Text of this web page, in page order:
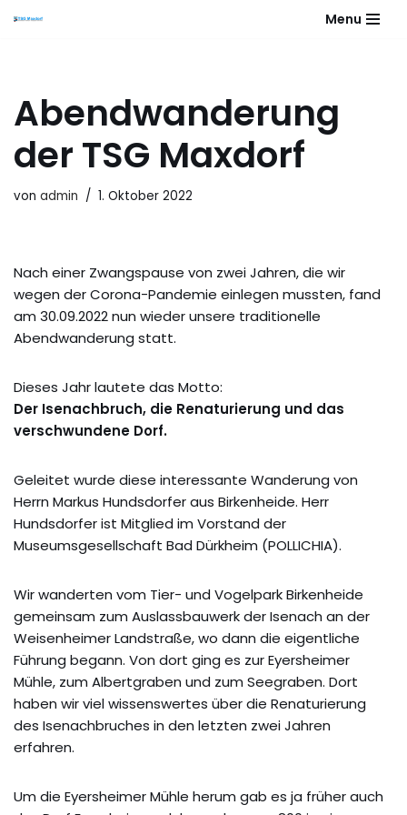
Menu
Abendwanderung
der TSG Maxdorf
von admin 1. Oktober 2022
Nach einer Zwangspause von zwei Jahren, die wir
wegen der Corona-Pandemie einlegen mussten, fand
am 30.09.2022 nun wieder unsere traditionelle
Abendwanderung statt.
Dieses Jahr lautete das Motto:
Der Isenachbruch, die Renaturierung und das
verschwundene Dorf.
Geleitet wurde diese interessante Wanderung von
Herrn Markus Hundsdorfer aus Birkenheide. Herr
Hundsdorfer ist Mitglied im Vorstand der
Museumsgesellschaft Bad Dürkheim (POLLICHIA).
Wir wanderten vom Tier- und Vogelpark Birkenheide
gemeinsam zum Auslassbauwerk der Isenach an der
Weisenheimer Landstraße, wo dann die eigentliche
Führung begann. Von dort ging es zur Eyersheimer
Mühle, zum Albertgraben und zum Seegraben. Dort
haben wir viel wissenswertes über die Renaturierung
des Isenachbruches in den letzten zwei Jahren
erfahren.
Um die Eyersheimer Mühle herum gab es ja früher auch